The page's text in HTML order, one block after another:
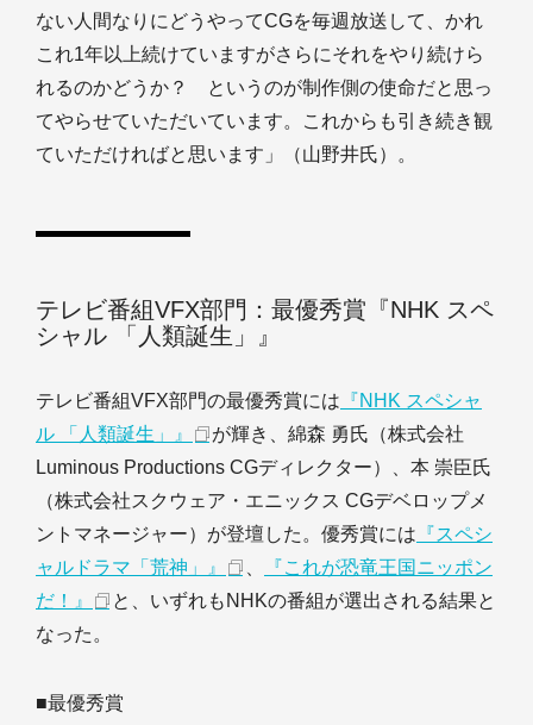
ない人間なりにどうやってCGを毎週放送して、かれ
これ1年以上続けていますがさらにそれをやり続けら
れるのかどうか？ というのが制作側の使命だと思っ
てやらせていただいています。これからも引き続き観
ていただければと思います」（山野井氏）。
テレビ番組VFX部門：最優秀賞『NHK スペ
シャル 「人類誕生」』
テレビ番組VFX部門の最優秀賞には 『NHK スペシャ
ル 「人類誕生」』
が輝き、綿森 勇氏（株式会社
Luminous Productions CGディレクター）、本 崇臣氏
（株式会社スクウェア・エニックス CGデベロップメ
ントマネージャー）が登壇した。優秀賞には 『スペシ
ャルドラマ「荒神」』
『これが恐竜王国ニッポン
だ！』
と、いずれもNHKの番組が選出される結果と
なった。
■最優秀賞